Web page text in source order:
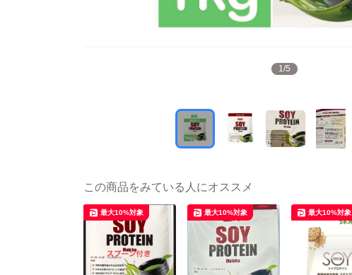
1/5
この商品をみている人にオススメ
最大10%対象 最大10%対象 最大10%対象